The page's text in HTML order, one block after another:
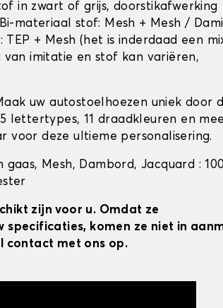
in zwart of grijs, doorstikafwerking
materiaal stof: Mesh + Mesh /
+ Mesh (het is inderdaad een
van imitatie en stof kan variëren,
uw autostoelhoezen uniek door
lettertypes, 11 draadkleuren en
voor deze ultieme personalisering.
gaas, Mesh, Dambord, Jacquard :
zijn voor u. Omdat ze
specificaties, komen ze niet in
contact met ons op.